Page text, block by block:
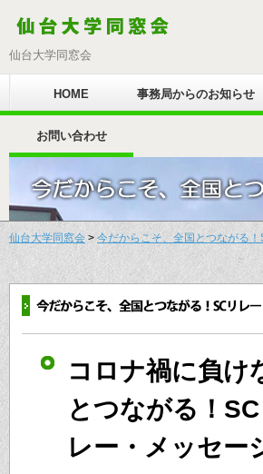
仙台大学同窓会
HOME 事務局からのお知らせ
お問い合わせ
仙台大学同窓会 > 今だからこそ、全国とつながる
コロナ禍に負
とつながる！
レー・メッセー